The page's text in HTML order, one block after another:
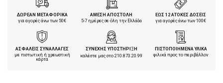
ΔΩΡΕΑΝ ΜΕΤΑΦΟΡΙΚΑ
για αγορές άνω των 50€
ΑΜΕΣΗ ΑΠΟΣΤΟΛΗ
5-7 ημέρες σε όλη την Ελλάδα
ΕΩΣ 12 ΑΤΟΚΕΣ ΔΟΣΕΙΣ
για αγορές άνω των 100€
ΑΣΦΑΛΕΙΣ ΣΥΝΑΛΛΑΓΕΣ
με πιστωτική ή χρεωστική
κάρτα
ΣΥΝΕΧΗΣ ΥΠΟΣΤΗΡΙΞΗ
καλέστε μας στο210.873.20.99
ΠΙΣΤΟΠΟΙΗΜΕΝΑ ΥΛΙΚΑ
φιλικά προς το περιβάλλον